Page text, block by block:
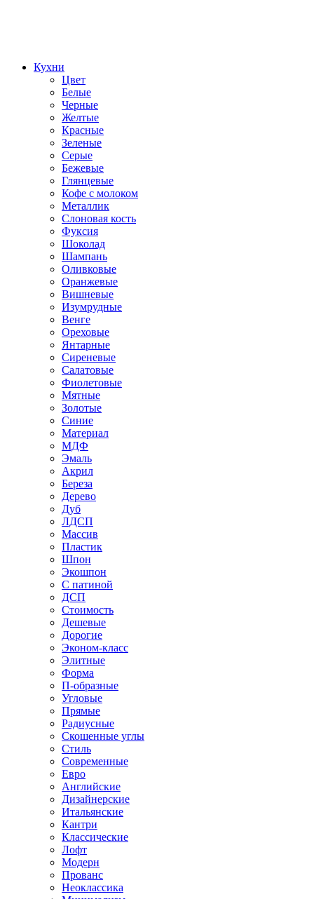
Кухни
Цвет
Белые
Черные
Желтые
Красные
Зеленые
Серые
Бежевые
Глянцевые
Кофе с молоком
Металлик
Слоновая кость
Фуксия
Шоколад
Шампань
Оливковые
Оранжевые
Вишневые
Изумрудные
Венге
Ореховые
Янтарные
Сиреневые
Салатовые
Фиолетовые
Мятные
Золотые
Синие
Материал
МДФ
Эмаль
Акрил
Береза
Дерево
Дуб
ЛДСП
Массив
Пластик
Шпон
Экошпон
С патиной
ДСП
Стоимость
Дешевые
Дорогие
Эконом-класс
Элитные
Форма
П-образные
Угловые
Прямые
Радиусные
Скошенные углы
Стиль
Современные
Евро
Английские
Дизайнерские
Итальянские
Кантри
Классические
Лофт
Модерн
Прованс
Неоклассика